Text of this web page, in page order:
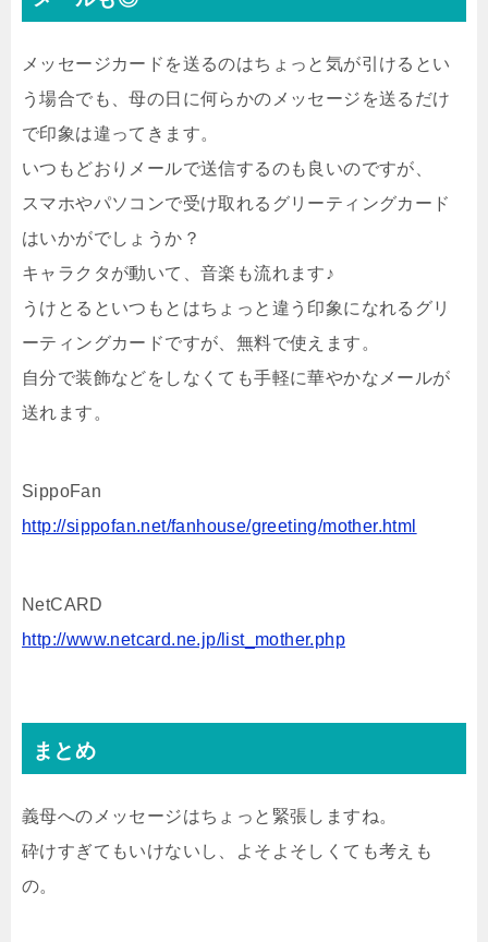
メッセージカードを送るのはちょっと気が引けるとい
う場合でも、母の日に何らかのメッセージを送るだけ
で印象は違ってきます。
いつもどおりメールで送信するのも良いのですが、
スマホやパソコンで受け取れるグリーティングカード
はいかがでしょうか？
キャラクタが動いて、音楽も流れます♪
うけとるといつもとはちょっと違う印象になれるグリ
ーティングカードですが、無料で使えます。
自分で装飾などをしなくても手軽に華やかなメールが
送れます。
SippoFan
http://sippofan.net/fanhouse/greeting/mother.html
NetCARD
http://www.netcard.ne.jp/list_mother.php
まとめ
義母へのメッセージはちょっと緊張しますね。
砕けすぎてもいけないし、よそよそしくても考えも
の。